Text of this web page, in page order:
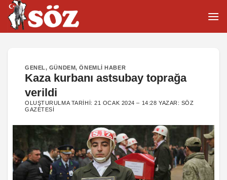
İçeriğe
atla
GENEL, GÜNDEM,ÖNEMLI HABER
Kaza kurbanı astsubay toprağa
verildi
OLUŞTURULMA TARIHI:21 OCAK 2024 – 14:28 YAZAR: SÖZ
GAZETESI